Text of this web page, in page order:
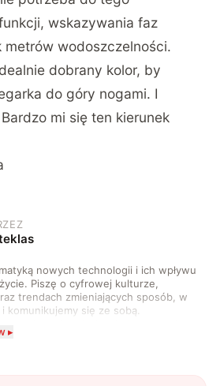
wskazywania faz
wodoszczelności.
dobrany kolor, by
do góry nogami. I
mi się ten kierunek
nowych technologii i ich wpływu
Piszę o cyfrowej kulturze,
trendach zmieniających sposób, w
komunikujemy się ze sobą.
popkulturą. W wolnych
▸